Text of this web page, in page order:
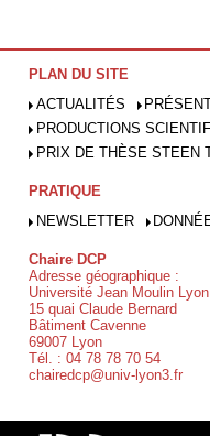
PLAN DU SITE
ACTUALITÉS
PRODUCTIONS
PRIX DE THÈSE STEEN
PRATIQUE
NEWSLETTER
Chaire DCP
Adresse géographique :
Université Jean Moulin
15 quai Claude Bernard
Bâtiment Cavenne
69007 Lyon
Tél. : 04 78 78 70 54
chairedcp@univ-lyon3.fr